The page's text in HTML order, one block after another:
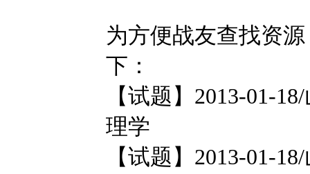
为方便战友查找资
下：
【试题】2013-01-
理学
【试题】2013-01-